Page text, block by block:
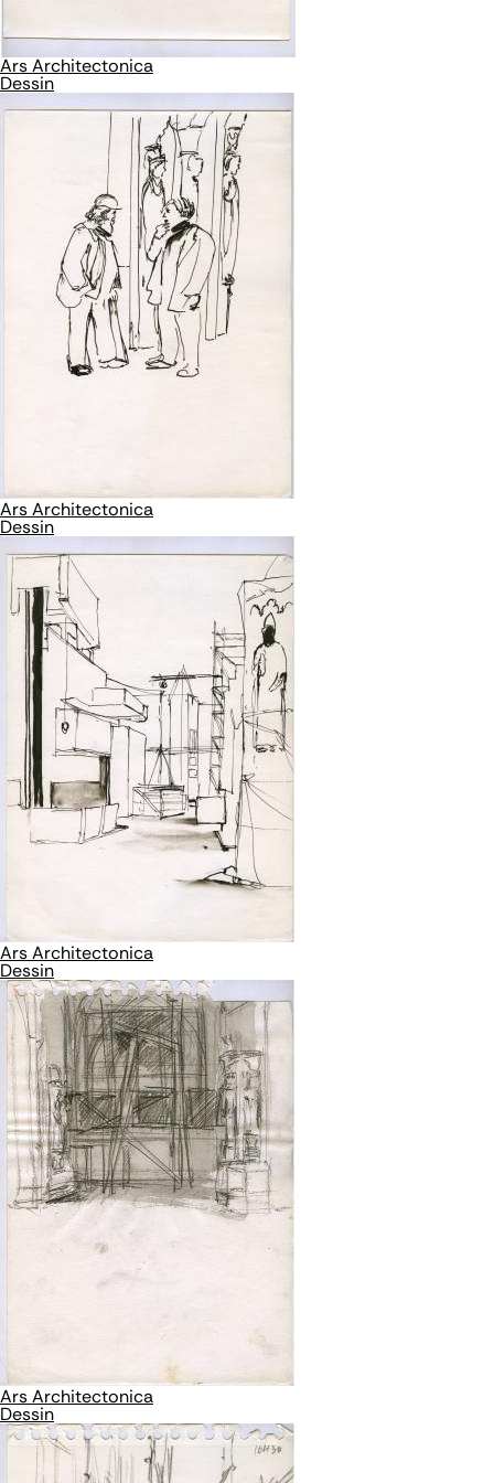
Ars Architectonica
Dessin
Ars Architectonica
Dessin
Ars Architectonica
Dessin
Ars Architectonica
Dessin